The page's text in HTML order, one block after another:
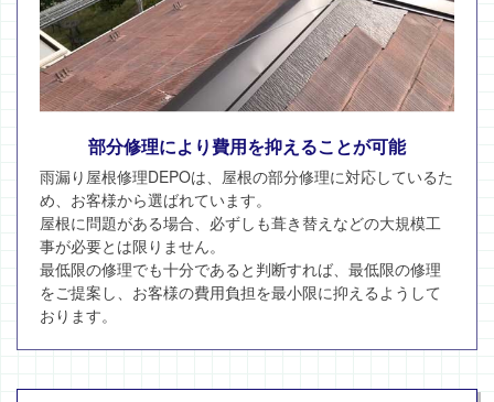
部分修理により費用を抑えることが可能
雨漏り屋根修理DEPOは、屋根の部分修理に対応しているた
め、お客様から選ばれています。
屋根に問題がある場合、必ずしも葺き替えなどの大規模工
事が必要とは限りません。
最低限の修理でも十分であると判断すれば、最低限の修理
をご提案し、お客様の費用負担を最小限に抑えるようして
おります。